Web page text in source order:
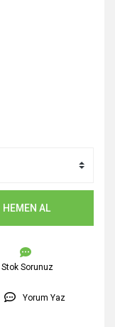
HEMEN AL
Stok Sorunuz
Yorum Yaz